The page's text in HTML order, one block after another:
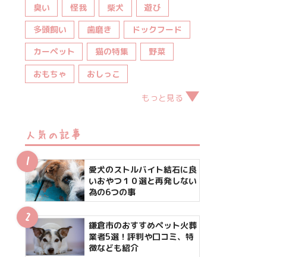
臭い
怪我 柴犬
遊び
多頭飼い
歯磨き
ドックフード
カーペット
猫の特集
野菜
おもちゃ
おしっこ
もっと見る
人気の記事
愛犬のストルバイト結石に良
いおやつ１０選と再発しない
為の6つの事
鎌倉市のおすすめペット火葬
業者5選！評判や口コミ、特
徴なども紹介